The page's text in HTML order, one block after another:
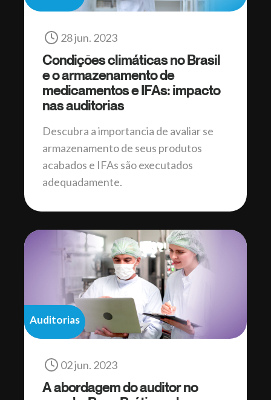
28 jun. 2023
Condições climáticas no Brasil
e o armazenamento de
medicamentos e IFAs: impacto
nas auditorias
Descubra a importancia de avaliar se
armazenamento de seus produtos
acabados e IFAs são executados
adequadamente.
Auditorias
02 jun. 2023
A abordagem do auditor no